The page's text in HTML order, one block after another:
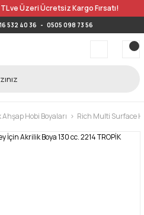
ve Üzeri Ücretsiz Kargo Fırsatı!
532 40 36 - 0505 098 73 56
Hobi Boyaları Rich Multi Surface